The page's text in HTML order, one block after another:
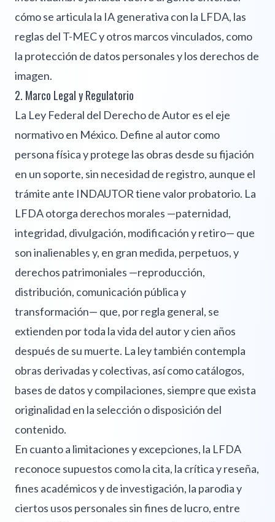
cómo se articula la IA generativa con la LFDA, las
reglas del T-MEC y otros marcos vinculados, como
la protección de datos personales y los derechos de
imagen.
2. Marco Legal y Regulatorio
La Ley Federal del Derecho de Autor es el eje
normativo en México. Define al autor como
persona física y protege las obras desde su fijación
en un soporte, sin necesidad de registro, aunque el
trámite ante INDAUTOR tiene valor probatorio. La
LFDA otorga derechos morales —paternidad,
integridad, divulgación, modificación y retiro— que
son inalienables y, en gran medida, perpetuos, y
derechos patrimoniales —reproducción,
distribución, comunicación pública y
transformación— que, por regla general, se
extienden por toda la vida del autor y cien años
después de su muerte. La ley también contempla
obras derivadas y colectivas, así como catálogos,
bases de datos y compilaciones, siempre que exista
originalidad en la selección o disposición del
contenido.
En cuanto a limitaciones y excepciones, la LFDA
reconoce supuestos como la cita, la crítica y reseña,
fines académicos y de investigación, la parodia y
ciertos usos personales sin fines de lucro, entre